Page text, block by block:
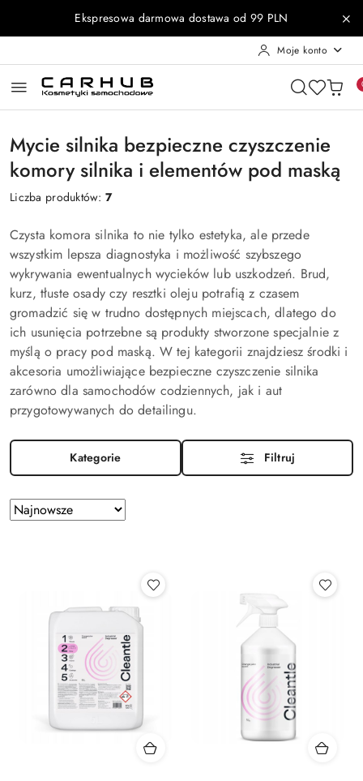
Przejdź do treści głównej
Przejdź do wyszukiwarki
Przejdź do moje konto
Przejdź do menu głównego
Przejdź do stopki
Ekspresowa darmowa dostawa od 99 PLN
Moje konto
Mycie silnika bezpieczne czyszczenie
komory silnika i elementów pod maską
Liczba produktów:7
Czysta komora silnika to nie tylko estetyka, ale przede
wszystkim lepsza diagnostyka i możliwość szybszego
wykrywania ewentualnych wycieków lub uszkodzeń. Brud,
kurz, tłuste osady czy resztki oleju potrafią z czasem
gromadzić się w trudno dostępnych miejscach, dlatego do
ich usunięcia potrzebne są produkty stworzone specjalnie z
myślą o pracy pod maską. W tej kategorii znajdziesz środki i
akcesoria umożliwiające bezpieczne czyszczenie silnika
zarówno dla samochodów codziennych, jak i aut
przygotowywanych do detailingu.
Kategorie Filtruj
Zastosowano
sortowanie:
Sortuj
według